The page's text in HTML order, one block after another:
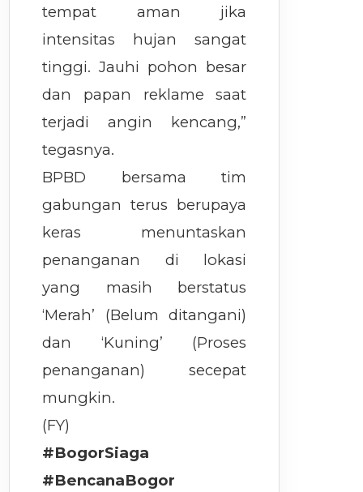
tempat aman jika
intensitas hujan sangat
tinggi. Jauhi pohon besar
dan papan reklame saat
terjadi angin kencang,”
tegasnya.
BPBD bersama tim
gabungan terus berupaya
keras menuntaskan
penanganan di lokasi
yang masih berstatus
‘Merah’ (Belum ditangani)
dan ‘Kuning’ (Proses
penanganan) secepat
mungkin.
(FY)
#BogorSiaga
#BencanaBogor